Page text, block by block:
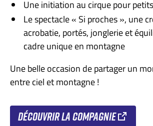
Une initiation au cirque pour
Le spectacle « Si proches », une
acrobatie, portés, jonglerie et
cadre unique en montagne
Une belle occasion de partager un
entre ciel et montagne !
Découvrir la compagnie